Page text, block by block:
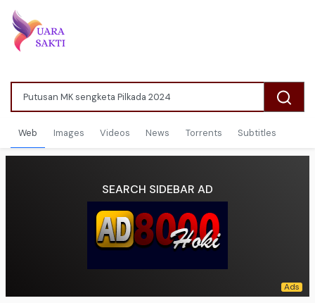
Web Images Videos News Torrents Subtitles
SEARCH SIDEBAR AD